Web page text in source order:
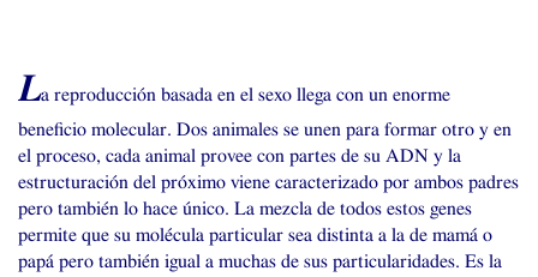
La reproducción basada en el sexo llega con un enorme
beneficio molecular. Dos animales se unen para formar otro y en
el proceso, cada animal provee con partes de su ADN y la
estructuración del próximo viene caracterizado por ambos padres
pero también lo hace único. La mezcla de todos estos genes
permite que su molécula particular sea distinta a la de mamá o
papá pero también igual a muchas de sus particularidades. Es la